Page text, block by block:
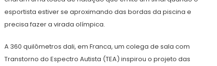
esportista estiver se aproximando das bordas da piscina e
precisa fazer a virada olímpica.
A 360 quilômetros dali, em Franca, um colega de sala com
Transtorno do Espectro Autista (TEA) inspirou o projeto das